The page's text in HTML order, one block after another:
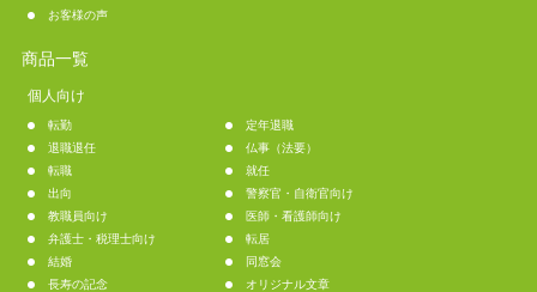
お客様の声
商品一覧
個人向け
転勤
定年退職
退職退任
仏事（法要）
転職
就任
出向
警察官・自衛官向け
教職員向け
医師・看護師向け
弁護士・税理士向け
転居
結婚
同窓会
長寿の記念
オリジナル文章